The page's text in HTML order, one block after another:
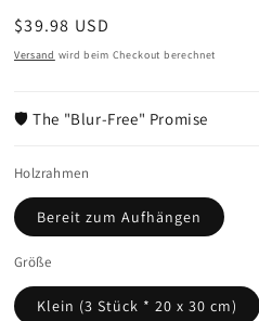
Normaler
Preis
$39.98 USD
Versand wird beim Checkout berechnet
🛡️ The "Blur-Free" Promise
Holzrahmen
Bereit zum Aufhängen
Größe
Klein (3 Stück * 20 x 30 cm)